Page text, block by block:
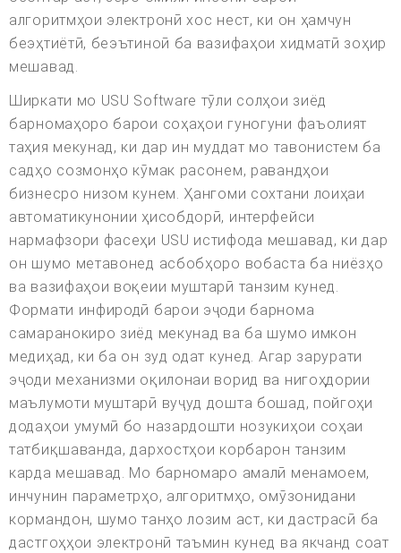
алгоритмҳои электронӣ хос нест, ки он ҳамчун
беэҳтиётӣ, беэътиноӣ ба вазифаҳои хидматӣ зоҳир
мешавад.
Ширкати мо USU Software тӯли солҳои зиёд
барномаҳоро барои соҳаҳои гуногуни фаъолият
таҳия мекунад, ки дар ин муддат мо тавонистем ба
садҳо созмонҳо кӯмак расонем, равандҳои
бизнесро низом кунем. Ҳангоми сохтани лоиҳаи
автоматикунонии ҳисобдорӣ, интерфейси
нармафзори фасеҳи USU истифода мешавад, ки дар
он шумо метавонед асбобҳоро вобаста ба ниёзҳо
ва вазифаҳои воқеии муштарӣ танзим кунед.
Формати инфиродӣ барои эҷоди барнома
самаранокиро зиёд мекунад ва ба шумо имкон
медиҳад, ки ба он зуд одат кунед. Агар зарурати
эҷоди механизми оқилонаи ворид ва нигоҳдории
маълумоти муштарӣ вуҷуд дошта бошад, пойгоҳи
додаҳои умумӣ бо назардошти нозукиҳои соҳаи
татбиқшаванда, дархостҳои корбарон танзим
карда мешавад. Мо барномаро амалӣ менамоем,
инчунин параметрҳо, алгоритмҳо, омӯзонидани
кормандон, шумо танҳо лозим аст, ки дастрасӣ ба
дастгоҳҳои электронӣ таъмин кунед ва якчанд соат